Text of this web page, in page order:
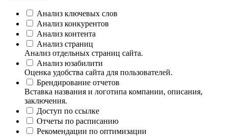
Анализ ключевых слов
Анализ конкурентов
Анализ контента
Анализ страниц
Анализ отдельных страниц сайта.
Анализ юзабилити
Оценка удобства сайта для пользователей.
Брендирование отчетов
Вставка названия и логотипа компании, описания,
заключения.
Доступ по ссылке
Отчеты по расписанию
Рекомендации по оптимизации